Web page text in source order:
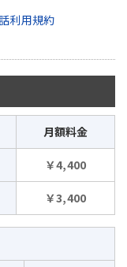
利用規約
月額料金
￥4,400
￥3,400